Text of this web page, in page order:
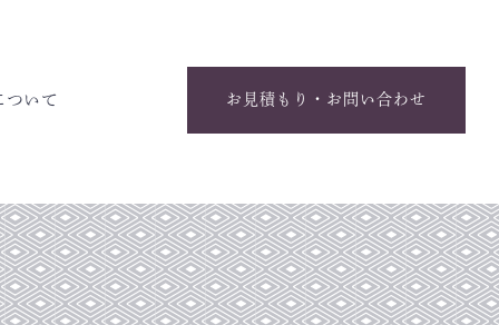
ついて お見積もり・お問い合わせ